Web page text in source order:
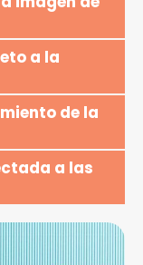
a la
de la
a las